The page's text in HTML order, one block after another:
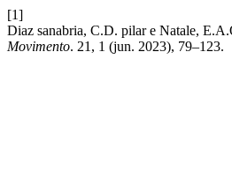
[1]
Diaz sanabria, C.D. pilar e Natale,
Movimento. 21, 1 (jun. 2023), 79–123.